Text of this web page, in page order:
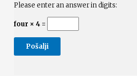
Please enter an answer in digits:
four × 4 =